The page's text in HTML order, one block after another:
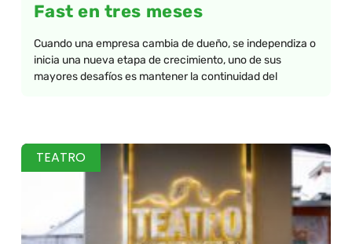
Fast en tres meses
Cuando una empresa cambia de dueño, se independiza o
inicia una nueva etapa de crecimiento, uno de sus
mayores desafíos es mantener la continuidad del
TEATRO